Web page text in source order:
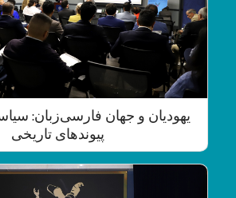
یهودیان و جهان فارسی‌زبان:
پیوندهای تاریخی